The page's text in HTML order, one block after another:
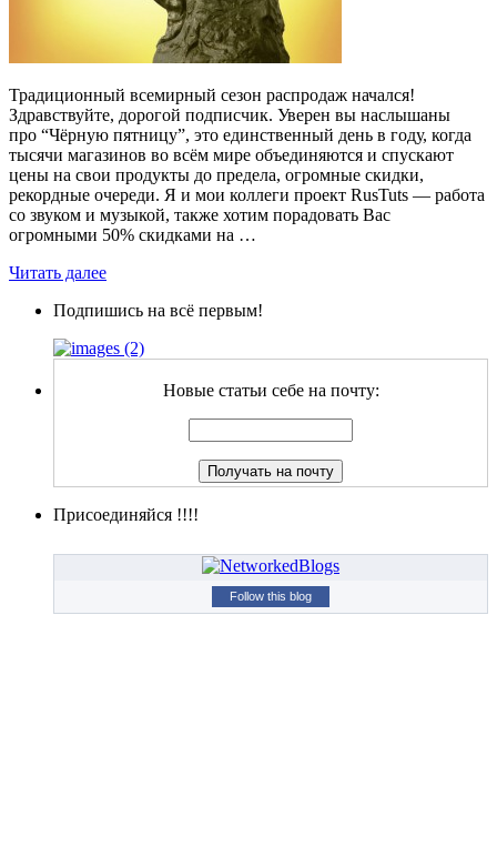
Традиционный всемирный сезон распродаж начался!
Здравствуйте, дорогой подписчик. Уверен вы наслышаны
про “Чёрную пятницу”, это единственный день в году, когда
тысячи магазинов во всём мире объединяются и спускают
цены на свои продукты до предела, огромные скидки,
рекордные очереди. Я и мои коллеги проект RusTuts — работа
со звуком и музыкой, также хотим порадовать Вас
огромными 50% скидками на …
Читать далее
Подпишись на всё первым!
Новые статьи себе на почту:
Присоединяйся !!!!
Follow this blog